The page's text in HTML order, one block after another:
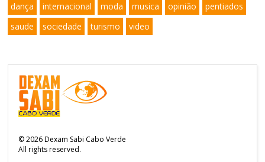
dança
internacional moda musica opinião
pentiados
saude
sociedade turismo video
©2026Dexam Sabi Cabo Verde
All rights reserved.